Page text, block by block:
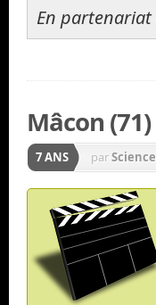
En partenariat
Mâcon (71)
7 ANS par